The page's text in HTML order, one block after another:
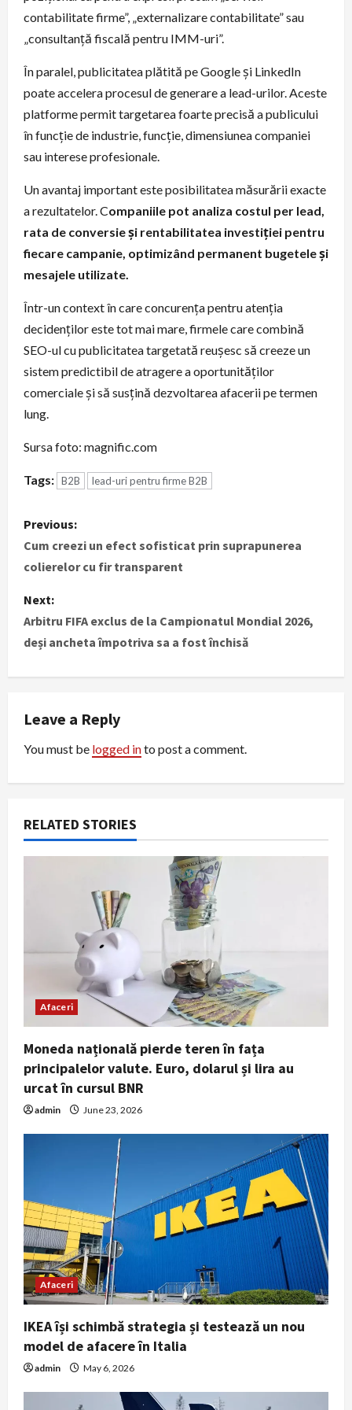
contabilitate firme”, „externalizare contabilitate” sau
„consultanță fiscală pentru IMM-uri”.
În paralel, publicitatea plătită pe Google și LinkedIn
poate accelera procesul de generare a lead-urilor. Aceste
platforme permit targetarea foarte precisă a publicului
în funcție de industrie, funcție, dimensiunea companiei
sau interese profesionale.
Un avantaj important este posibilitatea măsurării exacte
a rezultatelor. Companiile pot analiza costul per lead,
rata de conversie și rentabilitatea investiției pentru
fiecare campanie, optimizând permanent bugetele și
mesajele utilizate.
Într-un context în care concurența pentru atenția
decidenților este tot mai mare, firmele care combină
SEO-ul cu publicitatea targetată reușesc să creeze un
sistem predictibil de atragere a oportunităților
comerciale și să susțină dezvoltarea afacerii pe termen
lung.
Sursa foto: magnific.com
Tags: B2B lead-uri pentru firme B2B
P
o
t
n
a
v
i
g
a
t
n
Previous:
Cum creezi un efect sofisticat prin suprapunerea
colierelor cu fir transparent
Next:
Arbitru FIFA exclus de la Campionatul Mondial 2026,
deși ancheta împotriva sa a fost închisă
Leave a Reply
You must be logged into post a comment.
RELATED STORIES
Afaceri
Moneda națională pierde teren în fața
principalelor valute. Euro, dolarul și lira au
urcat în cursul BNR
admin June 23, 2026
Afaceri
IKEA își schimbă strategia și testează un nou
model de afacere în Italia
admin May 6, 2026
2
Noutati
Marile magazine reduc consumul de
energie în orele de vârf. Aerul
condiționat va fi limitat, iar
reclamele luminoase vor fi stinse
noaptea
August 5, 2026
3
World
General american avertizează că
simultan Israelul și propriul
teritoriu